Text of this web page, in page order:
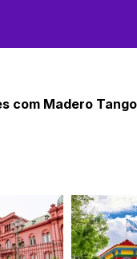
com Madero Tango